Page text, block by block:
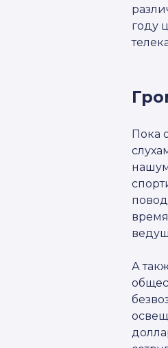
году
Пока
А